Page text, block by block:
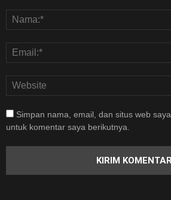
Simpan nama, email, dan situs web
untuk komentar saya berikutnya.